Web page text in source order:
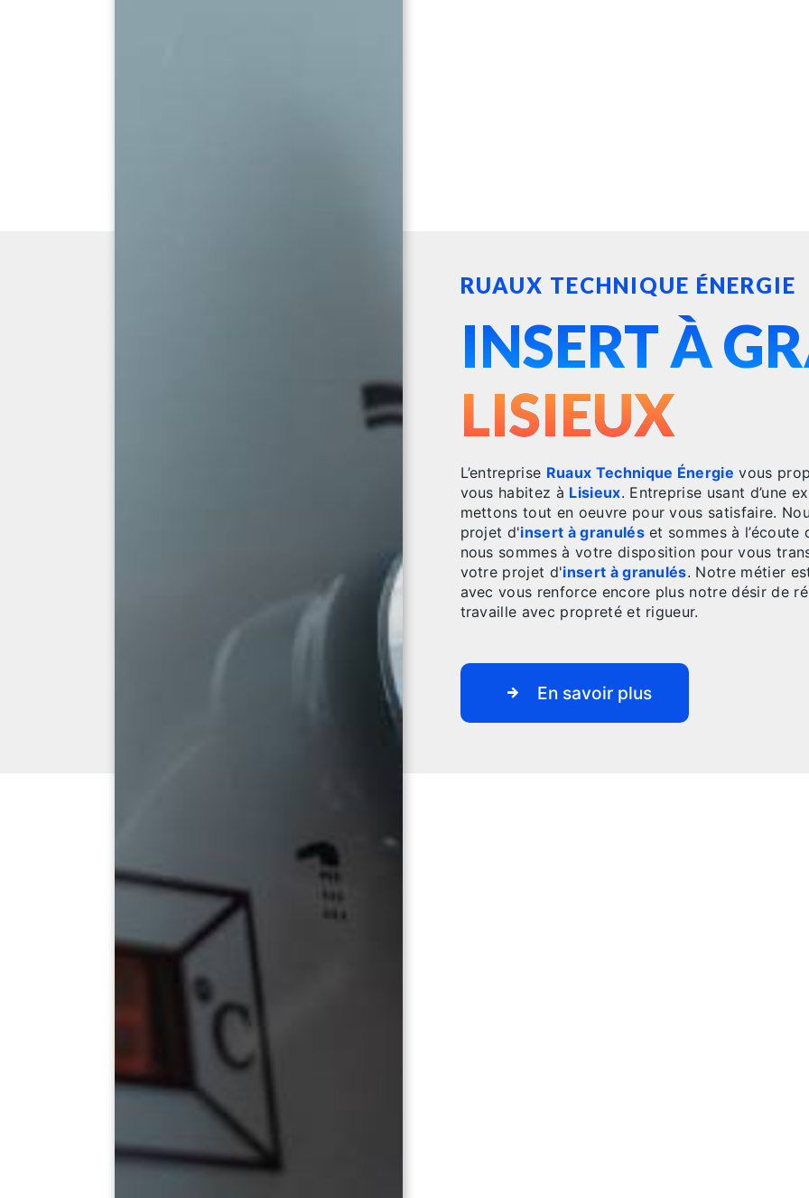
RUAUX TECHNIQUE ÉNERGIE
INSERT À
LISIEUX
L’entreprise Ruaux Technique Énergie vous
vous habitez à Lisieux. Entreprise usant d’une
mettons tout en oeuvre pour vous satisfaire.
projet d'insert à granuléset sommes à
nous sommes à votre disposition pour vous
votre projet d'insert à granulés. Notre métier
avec vous renforce encore plus notre désir de
travaille avec propreté et rigueur.
En savoir plus